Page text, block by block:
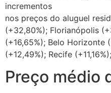
incrementos
nos preços do aluguel
(+32,80%); Florianópolis
(+16,65%); Belo Horizonte
(+12,49%); Recife
Preço médio